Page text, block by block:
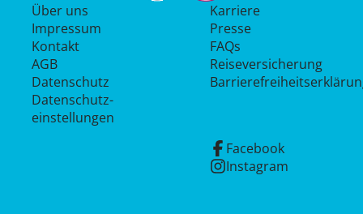
Über uns
Impressum
Kontakt
AGB
Datenschutz
Datenschutz­
einstellungen
Karriere
Presse
FAQs
Reiseversicherung
Facebook
Instagram